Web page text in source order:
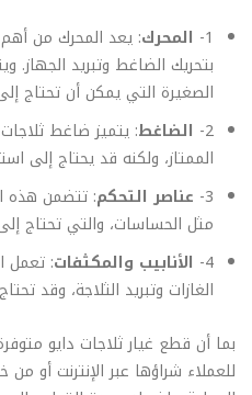
1- المحرك: يعد المحرك من
بتحريك الضاغط وتبريد الجهاز.
الصغيرة التي يمكن أن تحتاج
2- الضاغط: يتميز ضاغط ثلاجات
الممتاز، ولكنه قد يحتاج إلى
3- عناصر التحكم: تتضمن هذه
مثل الحساسات، والتي تحتاج
4- الأنابيب والمكثفات: تعمل
الغازات وتبريد الثلاجة، وقد
بما أن قطع غيار ثلاجات دايو
للعملاء شراؤها عبر الإنترنت أو من